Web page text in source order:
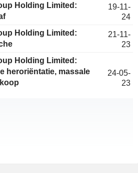
Holding Limited:
19-11-
24
Holding Limited:
21-11-
23
Holding Limited:
heroriëntatie, massale
24-05-
23